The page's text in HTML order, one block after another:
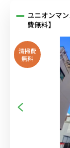
ユニオンマ
費無料】
清掃費
無料